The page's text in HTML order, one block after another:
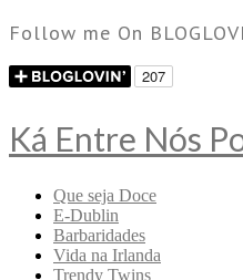
Follow me On
Ká Entre Nós
Que seja Doce
E-Dublin
Barbaridades
Vida na Irlanda
Trendy Twins